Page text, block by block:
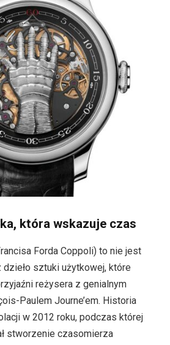
która wskazuje czas
Forda Coppoli) to nie jest
dzieło sztuki użytkowej, które
reżysera z genialnym
Paulem Journe’em. Historia
w 2012 roku, podczas której
stworzenie czasomierza